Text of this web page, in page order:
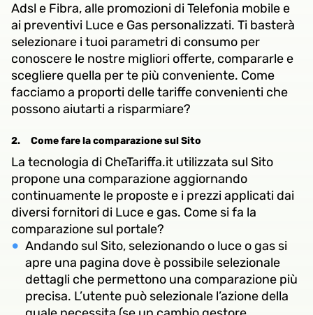
Adsl e Fibra, alle promozioni di Telefonia mobile e
ai preventivi Luce e Gas personalizzati. Ti basterà
selezionare i tuoi parametri di consumo per
conoscere le nostre migliori offerte, compararle e
scegliere quella per te più conveniente. Come
facciamo a proporti delle tariffe convenienti che
possono aiutarti a risparmiare?
2. Come fare la comparazione sul Sito
La tecnologia di CheTariffa.it utilizzata sul Sito
propone una comparazione aggiornando
continuamente le proposte e i prezzi applicati dai
diversi fornitori di Luce e gas. Come si fa la
comparazione sul portale?
Andando sul Sito, selezionando o luce o gas si
apre una pagina dove è possibile selezionale
dettagli che permettono una comparazione più
precisa. L’utente può selezionale l’azione della